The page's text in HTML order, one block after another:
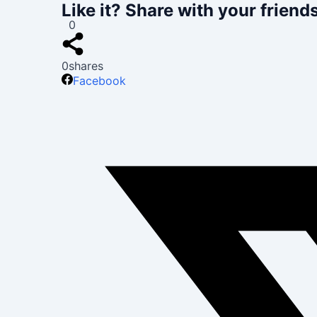
Like it? Share with your
0
0shares
Facebook